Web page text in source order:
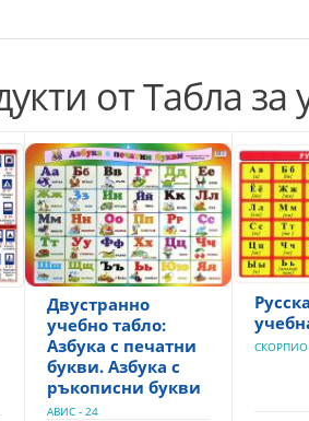
от Табла
Двустранно
учебно табло:
Азбука с печатни
букви. Азбука с
ръкописни букви
АВИС - 24
СКОРПИО